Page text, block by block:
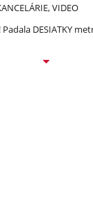
VIDEO
DESIATKY